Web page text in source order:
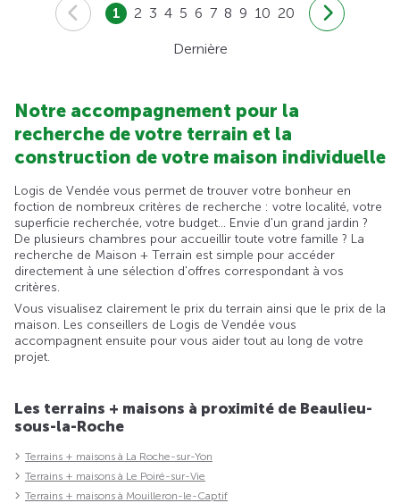
1 2 3 4 5 6 7 8 9 10 20
Dernière
Notre accompagnement pour la
recherche de votre terrain et la
construction de votre maison individuelle
Logis de Vendée vous permet de trouver votre bonheur en
foction de nombreux critères de recherche : votre localité, votre
superficie recherchée, votre budget... Envie d'un grand jardin ?
De plusieurs chambres pour accueillir toute votre famille ? La
recherche de Maison + Terrain est simple pour accéder
directement à une sélection d'offres correspondant à vos
critères.
Vous visualisez clairement le prix du terrain ainsi que le prix de la
maison. Les conseillers de Logis de Vendée vous
accompagnent ensuite pour vous aider tout au long de votre
projet.
Les terrains + maisons à proximité de Beaulieu-
sous-la-Roche
Terrains + maisons à La Roche-sur-Yon
Terrains + maisons à Le Poiré-sur-Vie
Terrains + maisons à Mouilleron-le-Captif